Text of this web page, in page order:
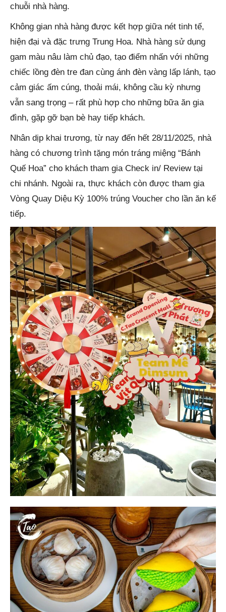
chuỗi nhà hàng.
Không gian nhà hàng được kết hợp giữa nét tinh tế,
hiện đại và đặc trưng Trung Hoa. Nhà hàng sử dụng
gam màu nâu làm chủ đạo, tạo điểm nhấn với những
chiếc lồng đèn tre đan cùng ánh đèn vàng lấp lánh, tạo
cảm giác ấm cúng, thoải mái, không cầu kỳ nhưng
vẫn sang trọng – rất phù hợp cho những bữa ăn gia
đình, gặp gỡ bạn bè hay tiếp khách.
Nhân dịp khai trương, từ nay đến hết 28/11/2025, nhà
hàng có chương trình tặng món tráng miệng “Bánh
Quế Hoa” cho khách tham gia Check in/ Review tại
chi nhánh. Ngoài ra, thực khách còn được tham gia
Vòng Quay Diệu Kỳ 100% trúng Voucher cho lần ăn kế
tiếp.